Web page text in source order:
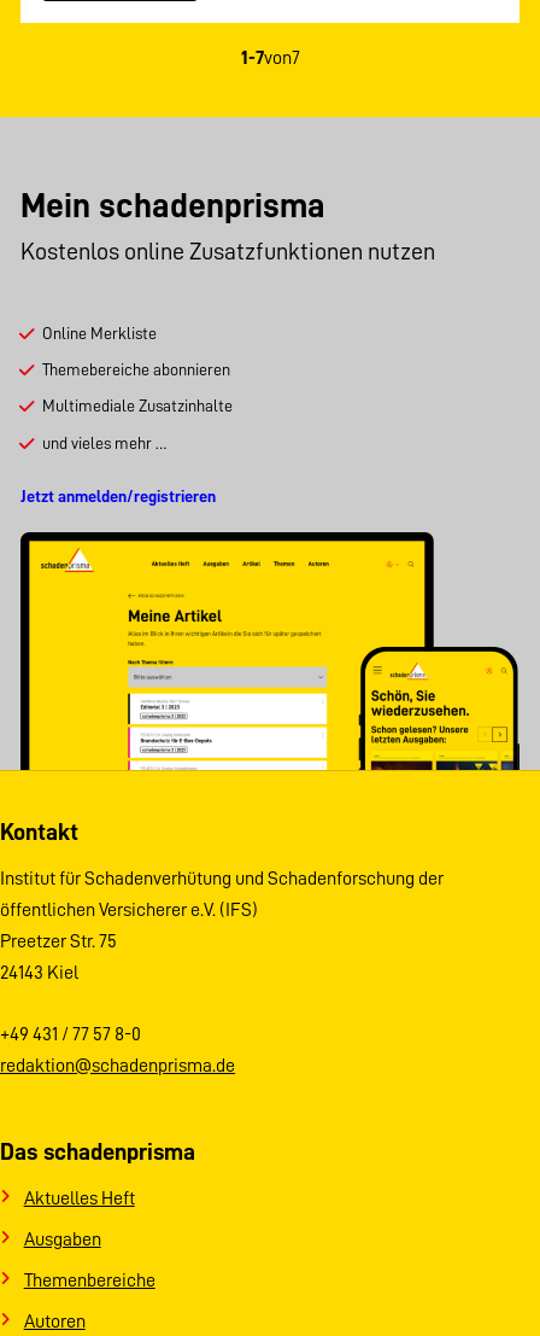
1-7von7
Mein schadenprisma
Kostenlos online Zusatzfunktionen nutzen
Online Merkliste
Themebereiche abonnieren
Multimediale Zusatzinhalte
und vieles mehr …
Jetzt anmelden/registrieren
Kontakt
Institut für Schadenverhütung und Schadenforschung der
öffentlichen Versicherer e.V. (IFS)
Preetzer Str. 75
24143 Kiel
+49 431 / 77 57 8-0
redaktion@schadenprisma.de
Das schadenprisma
Aktuelles Heft
Ausgaben
Themenbereiche
Autoren